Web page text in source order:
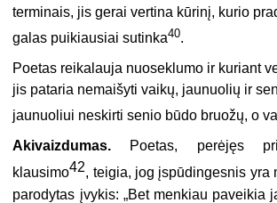
terminais, jis gerai vertina kūrinį, kurio
galas puikiausiai sutinka40.
Poetas reikalauja nuoseklumo ir kuriant
jis pataria nemaišyti vaikų, jaunuolių ir
jaunuoliui neskirti senio būdo bruožų, o
Akivaizdumas. Poetas, perėjęs
klausimo42, teigia, jog įspūdingesnis yra
parodytas įvykis: „Bet menkiau paveikia